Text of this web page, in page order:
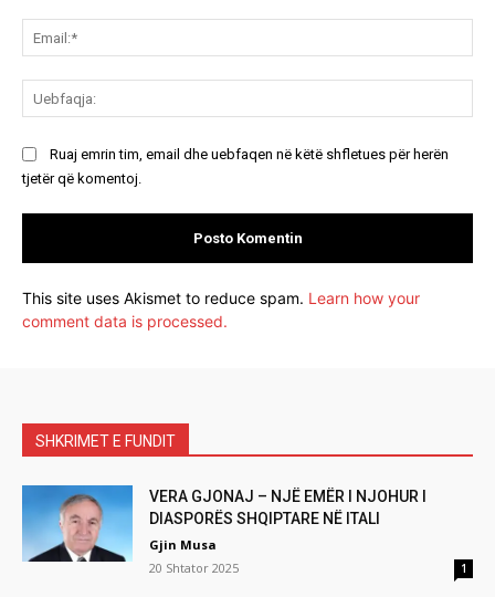
Ruaj emrin tim, email dhe uebfaqen në këtë shfletues për herën
tjetër që komentoj.
This site uses Akismet to reduce spam. Learn how your
comment data is processed.
SHKRIMET E FUNDIT
VERA GJONAJ – NJË EMËR I NJOHUR I
DIASPORËS SHQIPTARE NË ITALI
Gjin Musa
20 Shtator 2025
1